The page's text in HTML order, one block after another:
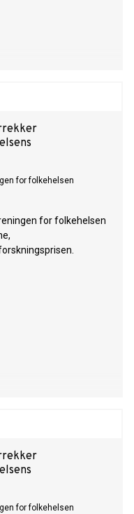
for folkehelsen
for folkehelsen
for folkehelsen